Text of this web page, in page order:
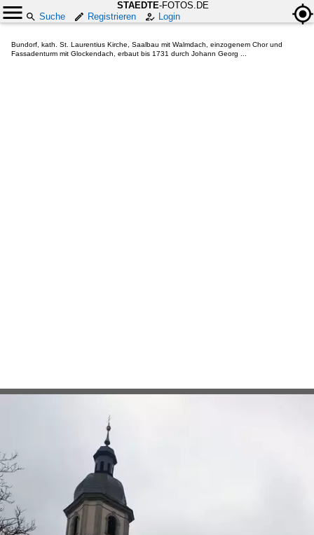
STAEDTE-FOTOS.DE
Suche
Registrieren Login
Bundorf, kath. St. Laurentius Kirche, Saalbau mit Walmdach, einzogenem Chor und
Fassadenturm mit Glockendach, erbaut bis 1731 durch Johann Georg ...